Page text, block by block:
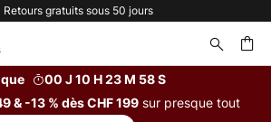
sous 50 jours
00 J 10 H 23 M 58 S
& -13 % dès CHF 199 sur presque tout